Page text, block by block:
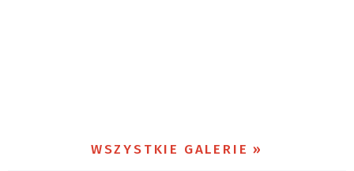
WSZYSTKIE GALERIE